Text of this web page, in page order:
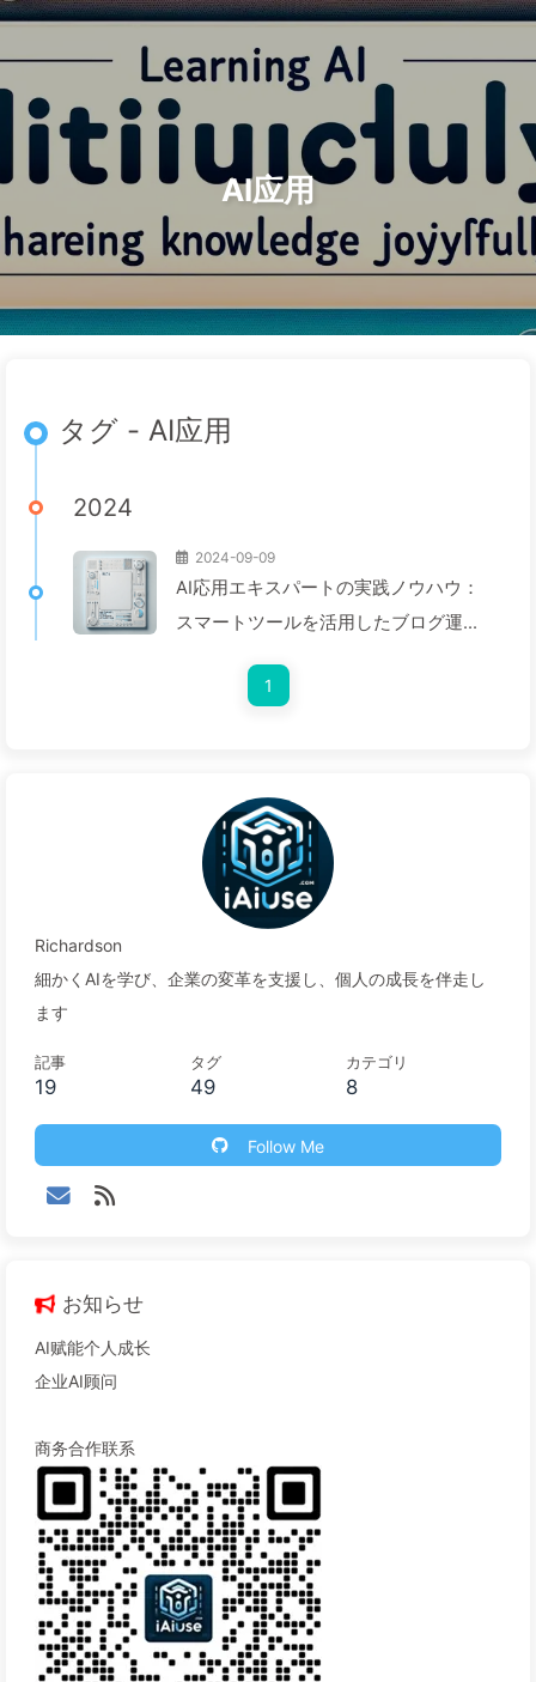
検索 ホーム アーカイブ タグ
カテゴリー リンク アバウト 🇯🇵 日本語
AI应用
タグ - AI应用
2024
2024-09-09
AI応用エキスパートの実践ノウハウ：
スマートツールを活用したブログ運営
1
Richardson
細かくAIを学び、企業の変革を支援し、個人の成長を伴走し
ます
記事
19
タグ
49
カテゴリ
8
Follow Me
お知らせ
AI赋能个人成长
企业AI顾问
商务合作联系